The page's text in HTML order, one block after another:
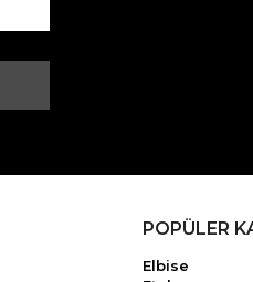
POPÜLER
Elbise